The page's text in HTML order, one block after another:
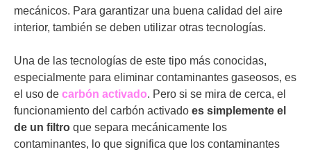
mecánicos. Para garantizar una buena calidad del aire
interior, también se deben utilizar otras tecnologías.
Una de las tecnologías de este tipo más conocidas,
especialmente para eliminar contaminantes gaseosos, es
el uso de carbón activado. Pero si se mira de cerca, el
funcionamiento del carbón activado es simplemente el
de un filtro que separa mecánicamente los
contaminantes, lo que significa que los contaminantes